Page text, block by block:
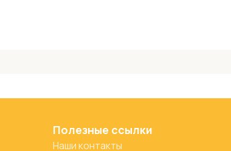
Полезные ссылки
Наши контакты